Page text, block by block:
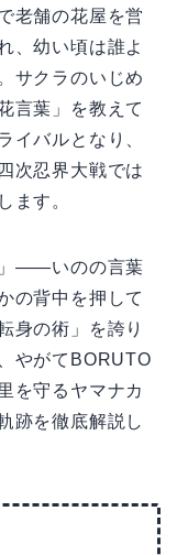
老舗の花屋を営
、幼い頃は誰よ
サクラのいじめ
言葉」を教えて
イバルとなり、
次忍界大戦では
ます。
」——いのの言葉
の背中を押して
身の術」を誇り
やがてBORUTO
を守るヤマナカ
跡を徹底解説し